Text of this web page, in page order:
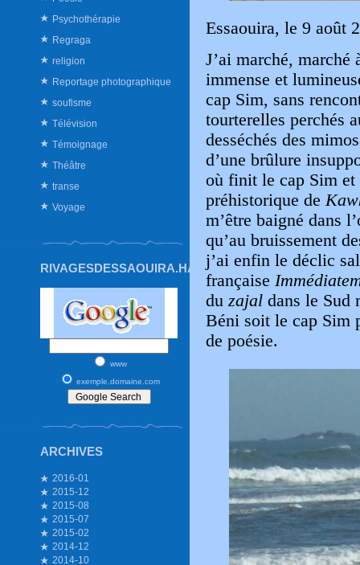
Psychothérapie
Regraga
religion
Reportage photographique
soufisme
Télévision
Témoignage
Théâtre
transe
Voyage
RIVAGESDESSAOUIRA.HAUTETFORT.COM
www
exemple.domaine.com
ARCHIVES
2016-01
2015-12
2015-08
2015-07
2015-02
2014-12
2014-10
Essaouira, le 9 août
J’ai marché, marché
immense et
cap Sim, sans
tourterelles perchés
desséchés des
d’une brûlure
où finit le cap Sim et
préhistorique de
m’être baigné dans
qu’au bruissement
j’ai enfin le déclic
française
duzajal dans le Sud
Béni soit le cap Sim
de poésie.